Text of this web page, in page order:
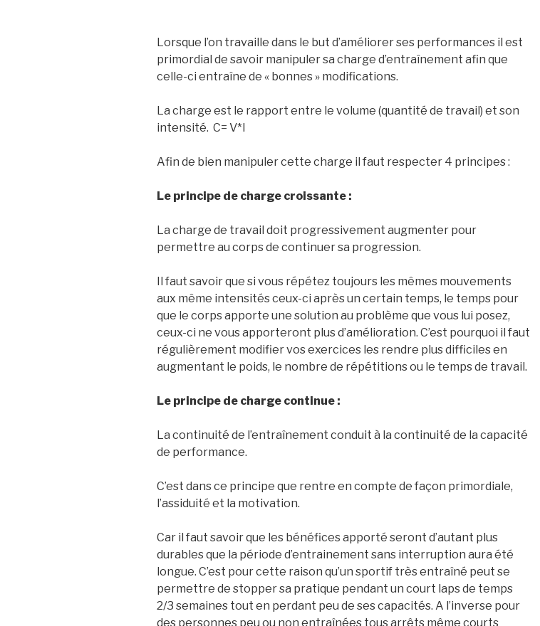
Lorsque l’on travaille dans le but d’améliorer ses performances il est
primordial de savoir manipuler sa charge d’entraînement afin que
celle-ci entraîne de « bonnes » modifications.
La charge est le rapport entre le volume (quantité de travail) et son
intensité. C= V*I
Afin de bien manipuler cette charge il faut respecter 4 principes :
Le principe de charge croissante :
La charge de travail doit progressivement augmenter pour
permettre au corps de continuer sa progression.
Il faut savoir que si vous répétez toujours les mêmes mouvements
aux même intensités ceux-ci après un certain temps, le temps pour
que le corps apporte une solution au problème que vous lui posez,
ceux-ci ne vous apporteront plus d’amélioration. C’est pourquoi il faut
régulièrement modifier vos exercices les rendre plus difficiles en
augmentant le poids, le nombre de répétitions ou le temps de travail.
Le principe de charge continue :
La continuité de l’entraînement conduit à la continuité de la capacité
de performance.
C’est dans ce principe que rentre en compte de façon primordiale,
l’assiduité et la motivation.
Car il faut savoir que les bénéfices apporté seront d’autant plus
durables que la période d’entrainement sans interruption aura été
longue. C’est pour cette raison qu’un sportif très entraîné peut se
permettre de stopper sa pratique pendant un court laps de temps
2/3 semaines tout en perdant peu de ses capacités. A l’inverse pour
des personnes peu ou non entraînées tous arrêts même courts